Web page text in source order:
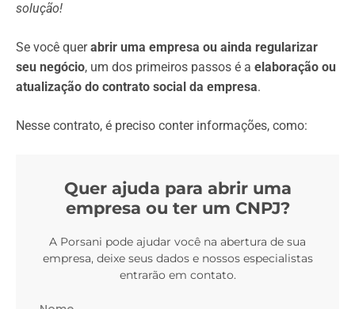
solução!
Se você querabrir uma empresa ou ainda regularizar
seu negócio, um dos primeiros passos é a elaboração ou
atualização do contrato social da empresa.
Nesse contrato, é preciso conter informações, como:
Quer ajuda para abrir uma
empresa ou ter um CNPJ?
A Porsani pode ajudar você na abertura de sua
empresa, deixe seus dados e nossos especialistas
entrarão em contato.